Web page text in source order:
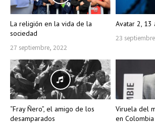
La religión en la vida de la
sociedad
27 septiembre, 2022
Avatar 2, 13
23
“Fray Ñero”, el amigo de los
desamparados
Viruela del
en Colombia